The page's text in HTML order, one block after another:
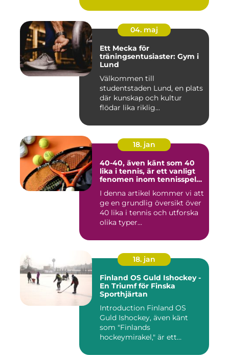
04. maj
Ett Mecka för
träningsentusiaster: Gym i
Lund
Välkommen till
studentstaden Lund, en plats
där kunskap och kultur
flödar lika riklig...
18. jan
40-40, även känt som 40
lika i tennis, är ett vanligt
fenomen inom tennisspelet
spännande och
frustrerande för spelare
och fans
I denna artikel kommer vi att
ge en grundlig översikt över
40 lika i tennis och utforska
olika typer...
18. jan
Finland OS Guld Ishockey -
En Triumf för Finska
Sporthjärtan
Introduction Finland OS
Guld Ishockey, även känt
som "Finlands
hockeymirakel," är ett